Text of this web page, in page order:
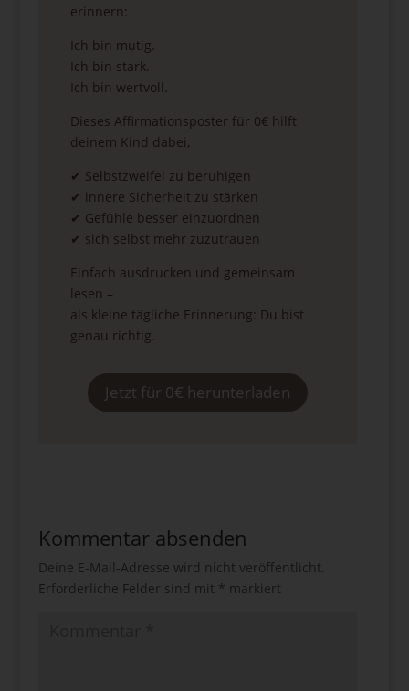
erinnern:
Ich bin mutig.
Ich bin stark.
Ich bin wertvoll.
Dieses Affirmationsposter für 0€ hilft
deinem Kind dabei,
✔ Selbstzweifel zu beruhigen
✔ innere Sicherheit zu stärken
✔ Gefühle besser einzuordnen
✔ sich selbst mehr zuzutrauen
Einfach ausdrucken und gemeinsam
lesen –
als kleine tägliche Erinnerung: Du bist
genau richtig.
Jetzt für 0€ herunterladen
Kommentar absenden
Deine E-Mail-Adresse wird nicht veröffentlicht.
Erforderliche Felder sind mit * markiert